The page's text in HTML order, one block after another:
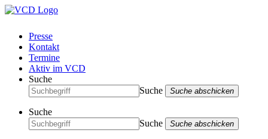
Presse
Kontakt
Termine
Aktiv im VCD
Suche
Suche
Suche abschicken
Suche
Suche
Suche abschicken